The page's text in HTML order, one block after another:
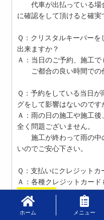
代車が出払っている場
に確認をして頂けると確実
Ｑ：クリスタルキーパー
出来ますか？
Ａ：当日のご予約、施工で
ご都合の良い時間での
Ｑ：予約をしている当日
グをして影響はないのです
Ａ：雨の日の施工や施工
全く問題ございません。
施工が終わって雨の中
いのでご安心下さい。
Ｑ：支払いにクレジットカ
Ａ：各種クレジットカード
ホーム メニュー